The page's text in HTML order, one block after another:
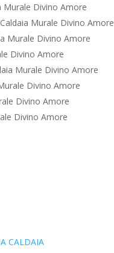
Murale Divino Amore
Caldaia Murale Divino Amore
Murale Divino Amore
Divino Amore
Murale Divino Amore
Divino Amore
Divino Amore
Divino Amore
CALDAIA